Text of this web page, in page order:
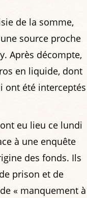
de la somme,
source proche
Après décompte,
en liquide, dont
ont été interceptés
eu lieu ce lundi
à une enquête
des fonds. Ils
prison et de
de « manquement à